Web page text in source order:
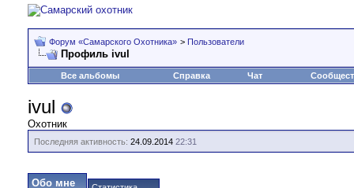
Форум «Самарского Охотника» > Пользователи
Профиль ivul
Все альбомы Справка Чат
ivul
Охотник
Последняя активность: 24.09.2014 22:31
Обо мне